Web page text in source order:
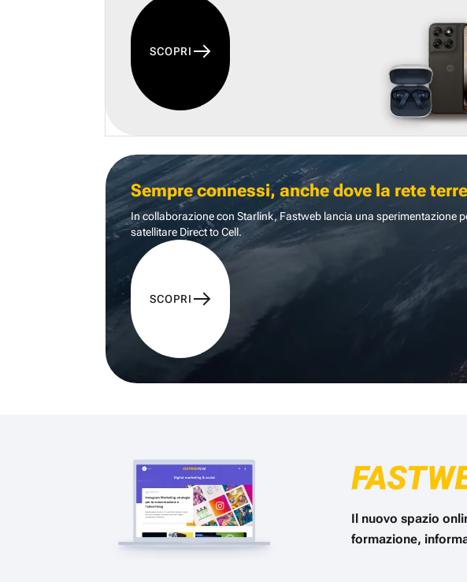
SCOPRI
Sempre connessi, anche dove la rete
In collaborazione con Starlink, Fastweb lancia una sperimentazione
satellitare Direct to Cell.
SCOPRI
Il nuovo spazio
formazione,